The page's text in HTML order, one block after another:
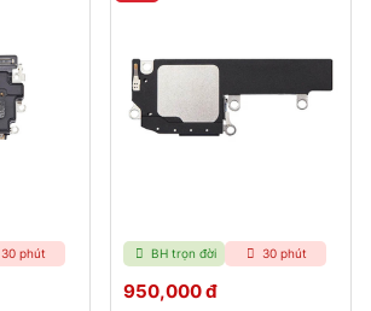
30 phút BH trọn đời 30 phút
950,000 đ